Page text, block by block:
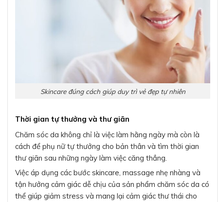
Skincare đúng cách giúp duy trì vẻ đẹp tự nhiên
Thời gian tự thưởng và thư giãn
Chăm sóc da không chỉ là việc làm hằng ngày mà còn là
cách để phụ nữ tự thưởng cho bản thân và tìm thời gian
thư giãn sau những ngày làm việc căng thẳng.
Việc áp dụng các bước skincare, massage nhẹ nhàng và
tận hưởng cảm giác dễ chịu của sản phẩm chăm sóc da có
thể giúp giảm stress và mang lại cảm giác thư thái cho